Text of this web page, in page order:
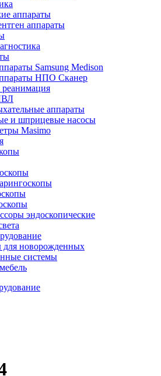
аппараты
аппараты
Samsung Medison
НПО Сканер
реанимация
аппараты
и шприцевые насосы
Masimo
эндоскопические
для новорожденных
системы